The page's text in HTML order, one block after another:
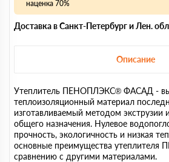
наценка 70%
Доставка в Санкт-Петербург и Лен.
Описание
Утеплитель ПЕНОПЛЭКС® ФАСАД -
теплоизоляционный материал
изготавливаемый методом экструзии
общего назначения. Нулевое
прочность, экологичность и низкая
основные преимущества
сравнению с другими материалами.